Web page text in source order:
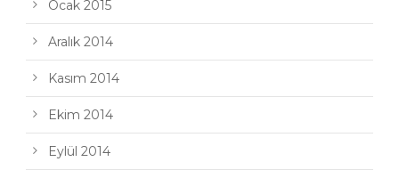
Ocak 2015
Aralık 2014
Kasım 2014
Ekim 2014
Eylül 2014